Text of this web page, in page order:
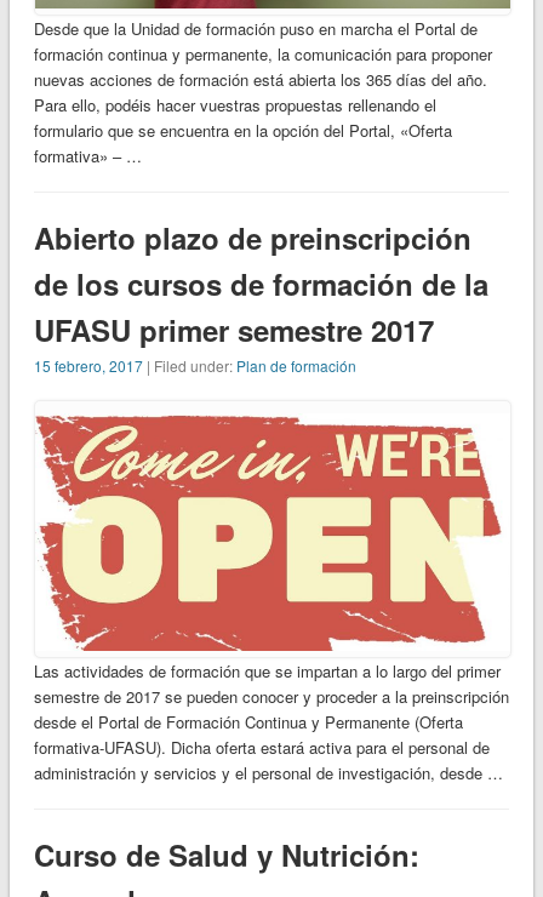
Desde que la Unidad de formación puso en marcha el Portal de
formación continua y permanente, la comunicación para proponer
nuevas acciones de formación está abierta los 365 días del año.
Para ello, podéis hacer vuestras propuestas rellenando el
formulario que se encuentra en la opción del Portal, «Oferta
formativa» – …
Abierto plazo de preinscripción
de los cursos de formación de la
UFASU primer semestre 2017
15 febrero, 2017| Filed under: Plan de formación
Las actividades de formación que se impartan a lo largo del primer
semestre de 2017 se pueden conocer y proceder a la preinscripción
desde el Portal de Formación Continua y Permanente (Oferta
formativa-UFASU). Dicha oferta estará activa para el personal de
administración y servicios y el personal de investigación, desde …
Curso de Salud y Nutrición: